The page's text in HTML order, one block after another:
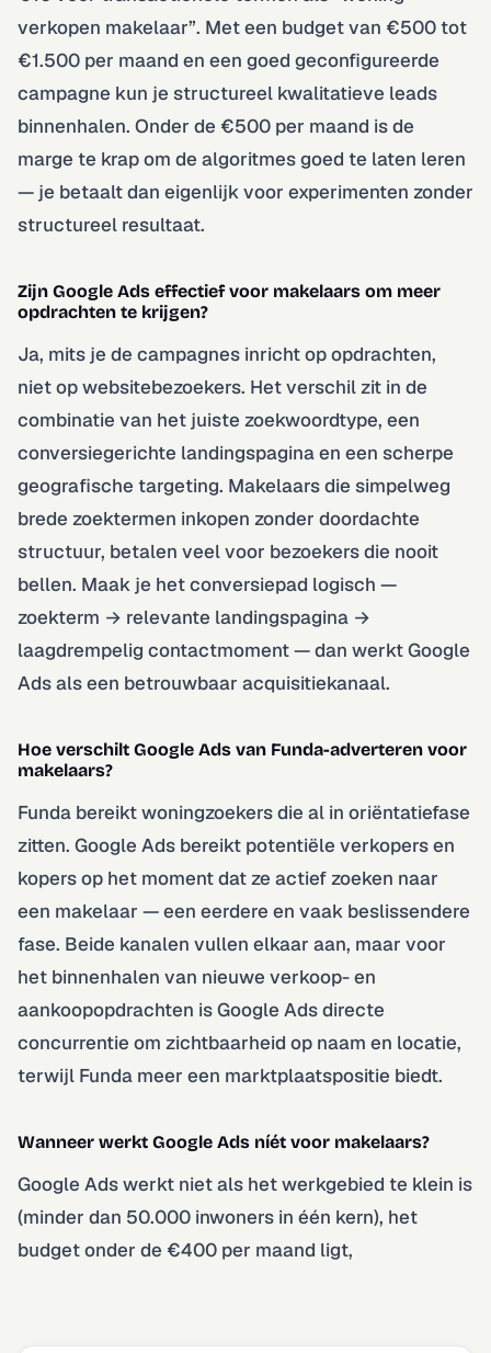
verkopen makelaar”. Met een budget van €500 tot
€1.500 per maand en een goed geconfigureerde
campagne kun je structureel kwalitatieve leads
binnenhalen. Onder de €500 per maand is de
marge te krap om de algoritmes goed te laten leren
— je betaalt dan eigenlijk voor experimenten zonder
structureel resultaat.
Zijn Google Ads effectief voor makelaars om meer
opdrachten te krijgen?
Ja, mits je de campagnes inricht op opdrachten,
niet op websitebezoekers. Het verschil zit in de
combinatie van het juiste zoekwoordtype, een
conversiegerichte landingspagina en een scherpe
geografische targeting. Makelaars die simpelweg
brede zoektermen inkopen zonder doordachte
structuur, betalen veel voor bezoekers die nooit
bellen. Maak je het conversiepad logisch —
zoekterm → relevante landingspagina →
laagdrempelig contactmoment — dan werkt Google
Ads als een betrouwbaar acquisitiekanaal.
Hoe verschilt Google Ads van Funda-adverteren voor
makelaars?
Funda bereikt woningzoekers die al in oriëntatiefase
zitten. Google Ads bereikt potentiële verkopers en
kopers op het moment dat ze actief zoeken naar
een makelaar — een eerdere en vaak beslissendere
fase. Beide kanalen vullen elkaar aan, maar voor
het binnenhalen van nieuwe verkoop- en
aankoopopdrachten is Google Ads directe
concurrentie om zichtbaarheid op naam en locatie,
terwijl Funda meer een marktplaatspositie biedt.
Wanneer werkt Google Ads níét voor makelaars?
Google Ads werkt niet als het werkgebied te klein is
(minder dan 50.000 inwoners in één kern), het
budget onder de €400 per maand ligt,